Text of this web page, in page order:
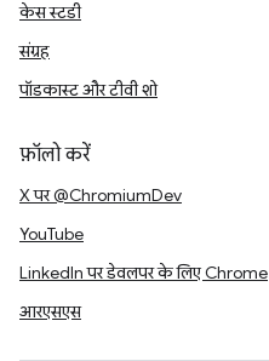
केस स्टडी
संग्रह
पॉडकास्ट और टीवी शो
फ़ॉलो करें
X पर @ChromiumDev
YouTube
LinkedIn पर डेवलपर के लिए Chrome
आरएसएस